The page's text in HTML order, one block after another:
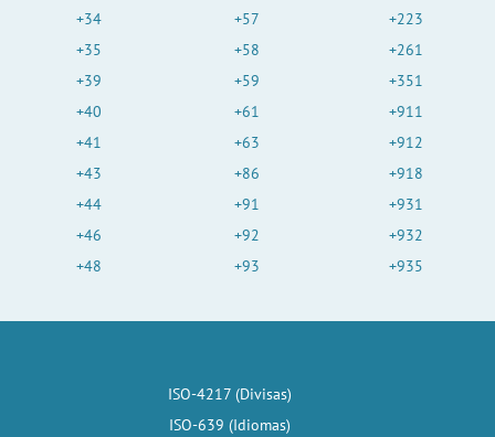
+34
+35
+39
+40
+41
+43
+44
+46
+48
+57
+58
+59
+61
+63
+86
+91
+92
+93
+223
+261
+351
+911
+912
+918
+931
+932
+935
ISO-4217 (Divisas)
ISO-639 (Idiomas)